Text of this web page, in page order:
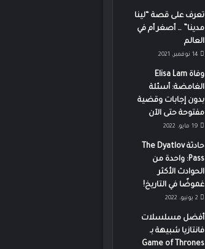
تعرف على قصة “لينا
مدينا” … أصغر أم في
العالم
14 نوفمبر، 2021
وفاة Elisa Lam
الغامضة: أسئلة
بدون إجابات وقضية
مفتوحة حتى الآن
19 مايو، 2022
حادثة The Dyatlov
Pass: واحدة من
الحوادث الأكثر
غموضًا في التاريخ!
2 يونيو، 2022
أفضل مسلسلات
فانتازيا شبيهة بـ
Game of Thrones